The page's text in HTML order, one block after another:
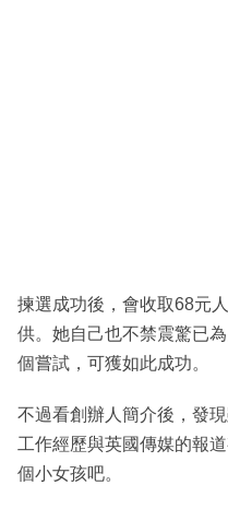
揀選成功後，會收取68元
供。她自己也不禁震驚已
個嘗試，可獲如此成功。
不過看創辦人簡介後，發
工作經歷與英國傳媒的報
個小女孩吧。